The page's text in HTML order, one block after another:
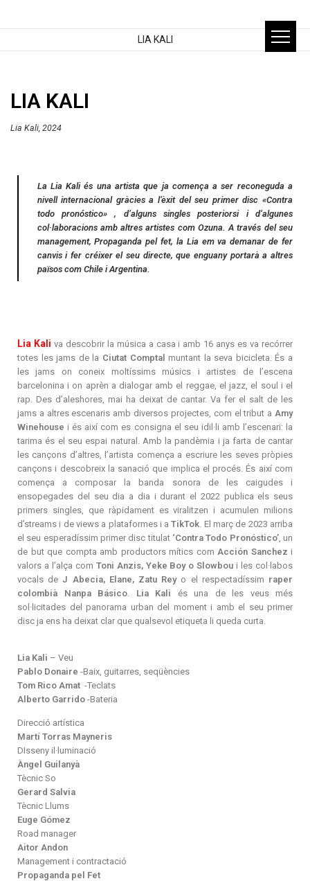
LIA KALI
LIA KALI
Lia Kali, 2024
La Lia Kali és una artista que ja comença a ser reconeguda a
nivell internacional gràcies a l’èxit del seu primer disc «Contra
todo pronóstico» , d’alguns singles posteriorsi i d’algunes
col·laboracions amb altres artistes com Ozuna. A través del seu
management, Propaganda pel fet, la Lia em va demanar de fer
canvis i fer créixer el seu directe, que enguany portarà a altres
països com Chile i Argentina.
Lia Kali va descobrir la música a casa i amb 16 anys es va recórrer
totes les jams de la Ciutat Comptal muntant la seva bicicleta. És a
les jams on coneix moltíssims músics i artistes de l’escena
barcelonina i on aprèn a dialogar amb el reggae, el jazz, el soul i el
rap. Des d’aleshores, mai ha deixat de cantar. Va fer el salt de les
jams a altres escenaris amb diversos projectes, com el tribut a Amy
Winehouse i és així com es consigna el seu idil·li amb l’escenari: la
tarima és el seu espai natural. Amb la pandèmia i ja farta de cantar
les cançons d’altres, l’artista comença a escriure les seves pròpies
cançons i descobreix la sanació que implica el procés. És així com
comença a composar la banda sonora de les caigudes i
ensopegades del seu dia a dia i durant el 2022 publica els seus
primers singles, que ràpidament es viralitzen i acumulen milions
d’streams i de views a plataformes i aTikTok . El març de 2023 arriba
el seu esperadíssim primer disc titulat ‘Contra Todo Pronóstico’, un
de but que compta amb productors mítics com Acción Sanchez i
valors a l’alça com Toni Anzis, Yeke Boy o Slowbou i les col·labos
vocals deJ Abecia, Elane, Zatu Reyo el respectadíssim raper
colombià Nanpa Básico
Lia Kali és una de les veus més
sol·licitades del panorama urban del moment i amb el seu primer
disc ja ens ha deixat clar que qualsevol etiqueta li queda curta.
Lia Kali – Veu
Pablo Donaire -Baix, guitarres, seqüències
Tom Rico Amat -Teclats
Alberto Garrido -Bateria
Direcció artística
Martí Torras Mayneris
DIsseny il·luminació
Àngel Guilanyà
Tècnic So
Gerard Salvia
Tècnic Llums
Euge Gómez
Road manager
Aitor Andon
Management i contractació
Propaganda pel Fet